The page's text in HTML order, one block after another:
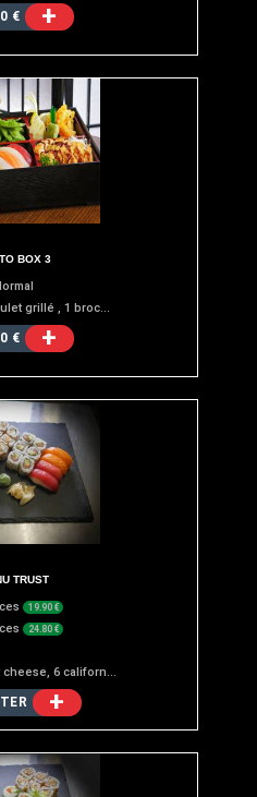
€ +
BOX 3
grillé , 1 broc...
€ +
TRUST
19.90 €
24.80 €
6 californ...
+